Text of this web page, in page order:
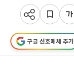
구글 선호매체 추가